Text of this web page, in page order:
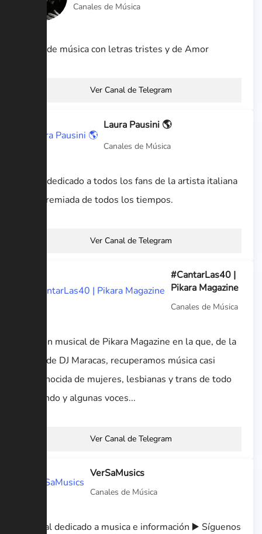
Canales de Música
Canal de música con letras tristes y de Amor
Ver Canal de Telegram
Laura Pausini 🌎
Canales de Música
Canal dedicado a todos los fans de la artista italiana
más premiada de todos los tiempos.
Ver Canal de Telegram
#CantarLas40 |
Pikara Magazine
Canales de Música
Sección musical de Pikara Magazine en la que, de la
mano de DJ Maracas, recuperamos música casi
desconocida de mujeres, lesbianas y trans de todo
el mundo y algunas voces...
Ver Canal de Telegram
VerSaMusics
Canales de Música
▶️Canal dedicado a musica e información ▶️ Síguenos